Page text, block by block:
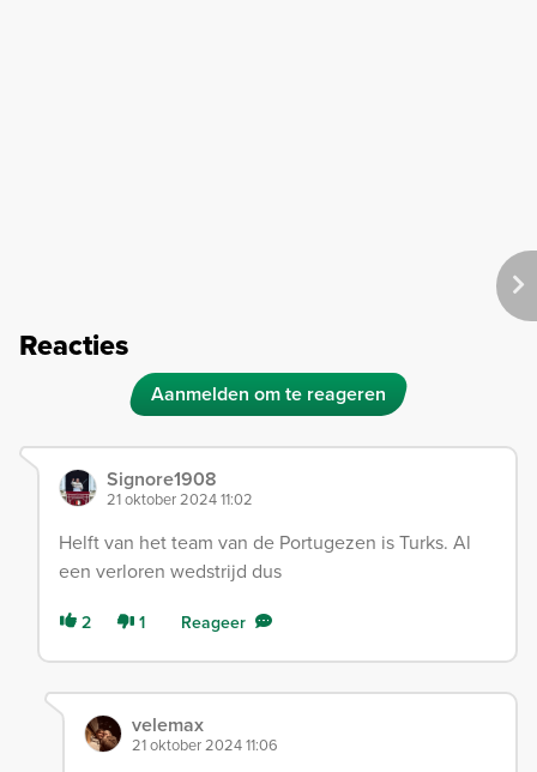
Reacties
Aanmelden om te reageren
Signore1908
21 oktober 2024 11:02
Helft van het team van de Portugezen is Turks. Al
een verloren wedstrijd dus
2 1 Reageer
velemax
21 oktober 2024 11:06